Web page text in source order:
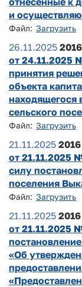
и
Файл: Загрузить
26.11.2025 2016
от 24.11.2025
принятия
объекта
находящегося
сельского
Файл: Загрузить
21.11.2025 2016
от 21.11.2025
силу
поселения
Файл: Загрузить
21.11.2025 2016
от 21.11.2025
«Об